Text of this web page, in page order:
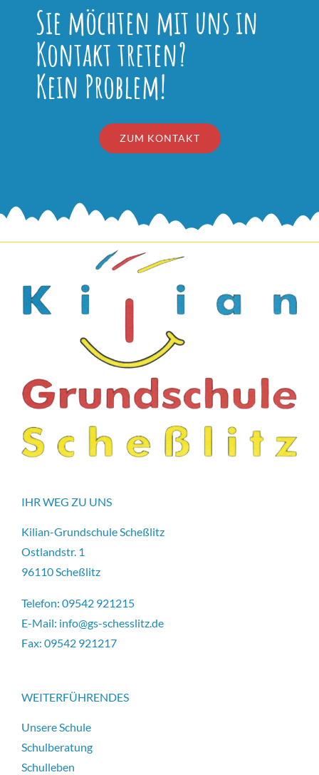
Sie möchten mit uns in
Kontakt treten?
Kein Problem!
ZUM KONTAKT
IHR WEG ZU UNS
Kilian-Grundschule Scheßlitz
Ostlandstr. 1
96110 Scheßlitz
Telefon: 09542 921215
E-Mail: info@gs-schesslitz.de
Fax: 09542 921217
WEITERFÜHRENDES
Unsere Schule
Schulberatung
Schulleben